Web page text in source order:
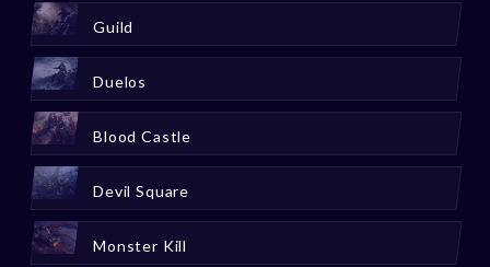
Guild
Duelos
Blood Castle
Devil Square
Monster Kill